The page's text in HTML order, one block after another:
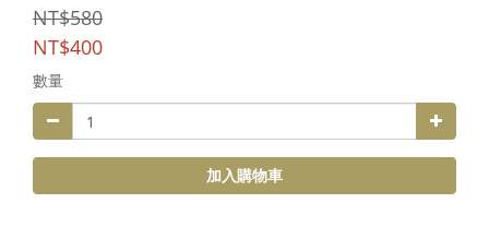
NT$580
NT$400
數量
加入購物車